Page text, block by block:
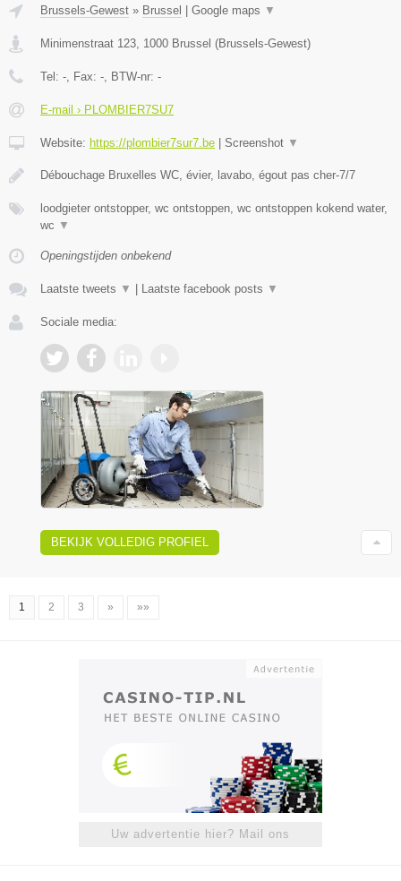
Brussels-Gewest » Brussel Google maps ▼
Minimenstraat 123 1000 Brussel (Brussels-Gewest)
Tel: - , Fax: - , BTW-nr: -
E-mail › PLOMBIER7SU7
Website: https://plombier7sur7.be Screenshot ▼
Débouchage Bruxelles WC, évier, lavabo, égout pas cher-7/7
loodgieter ontstopper, wc ontstoppen, wc ontstoppen kokend water,
wc ▼
Openingstijden onbekend
Laatste tweets ▼ Laatste facebook posts ▼
Sociale media:
BEKIJK VOLLEDIG PROFIEL
1 2 3 » »»
Uw advertentie hier? Mail ons